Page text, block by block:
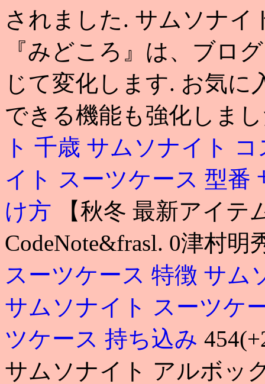
されました. サムソナ
『みどころ』は、ブロ
じて変化します. お気に
できる機能も強化しま
ト 千歳 サムソナイト
イト スーツケース 型番
け方
【秋冬 最新アイ
CodeNote&frasl. 0津村
スーツケース 特徴 サム
サムソナイト スーツケ
ツケース 持ち込み
サムソナイト アルボッ